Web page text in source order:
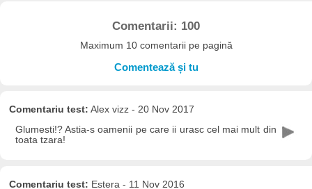
Comentarii: 100
Maximum 10 comentarii pe pagină
Comentează și tu
Comentariu test: Alex vizz - 20 Nov 2017
Glumesti!? Astia-s oamenii pe care ii urasc cel mai mult din
toata tzara!
Comentariu test: Estera - 11 Nov 2016